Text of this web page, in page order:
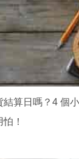
結算日嗎？4 個
！